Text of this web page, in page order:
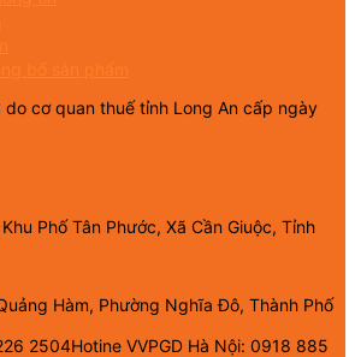
do cơ quan thuế tỉnh Long An cấp ngày
Phố Tân Phước, Xã Cần Giuộc, Tỉnh
Hàm, Phường Nghĩa Đô, Thành Phố
2504Hotine VVPGD Hà Nội: 0918 885